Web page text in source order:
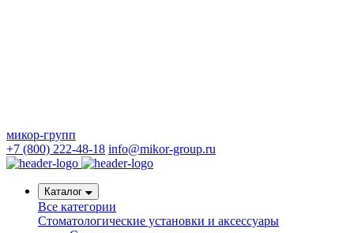
микор-групп
+7 (800) 222-48-18 info@mikor-group.ru
Каталог
Все категории
Стоматологические установки и аксессуары